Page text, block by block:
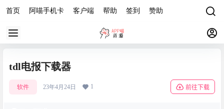
首页 阿喵手机卡 客户端 帮助 签到 赞助
tdl电报下载器
软件 23年4月24日 1 前往下载